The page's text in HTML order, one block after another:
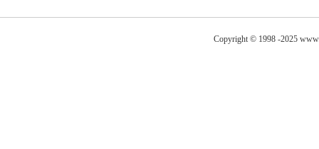
Copyright © 1998 -2025